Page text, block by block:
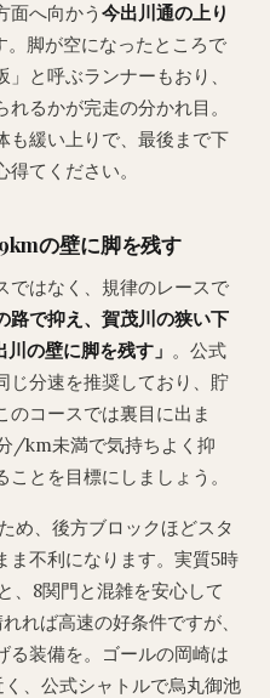
面へ向かう 今出川通の上り
。脚が空になったところで
と呼ぶランナーもおり、
るかが完走の分かれ目。
も緩い上りで、最後まで下
てください。
の壁に脚を残す
ではなく、規律のレースで
路で抑え、賀茂川の狭い下
の壁に脚を残す」 。公式
じ分速を推奨しており、貯
のコースでは裏目に出ま
/km未満で気持ちよく抑
とを目標にしましょう。
め、後方ブロックほどスタ
ま不利になります。実質5時
、8関門と混雑を安心して
れば高速の好条件ですが、
る装備を。ゴールの岡崎は
、公式シャトルで烏丸御池